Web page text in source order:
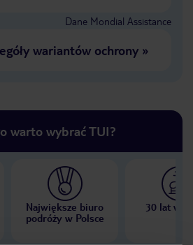
Dane Mondial Assistance
wariantów ochrony»
warto wybrać TUI?
Największe biuro
podróży w Polsce
30 lat w